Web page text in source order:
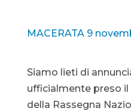
MACERATA 9
Siamo lieti di
ufficialmente preso il
della Rassegna